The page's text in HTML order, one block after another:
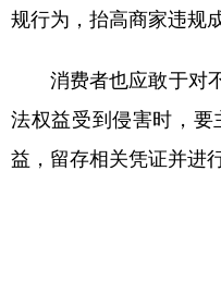
规行为，抬高商家违规
消费者也应敢于对
法权益受到侵害时，要
益，留存相关凭证并进